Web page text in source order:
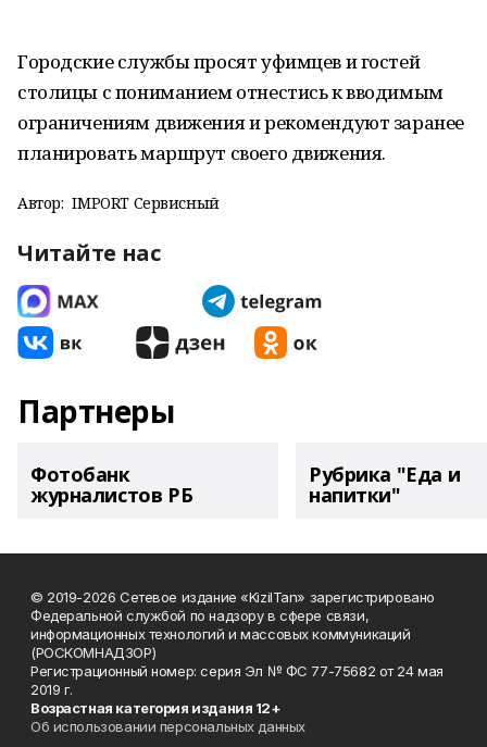
Городские службы просят уфимцев и гостей
столицы с пониманием отнестись к вводимым
ограничениям движения и рекомендуют заранее
планировать маршрут своего движения.
Автор: IMPORT Сервисный
Читайте нас
Партнеры
Фотобанк
журналистов РБ
Рубрика "Еда и
напитки"
© 2019-2026 Сетевое издание «KizilTan» зарегистрировано
Федеральной службой по надзору в сфере связи,
информационных технологий и массовых коммуникаций
(РОСКОМНАДЗОР)
Регистрационный номер: серия Эл № ФС 77-75682 от 24 мая
2019 г.
Возрастная категория издания 12+
Об использовании персональных данных